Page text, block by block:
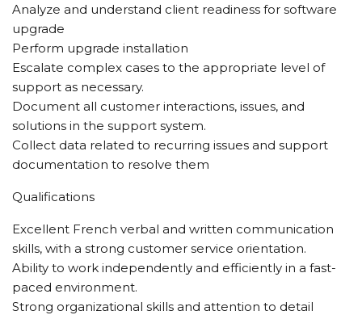
Analyze and understand client readiness for software
upgrade
Perform upgrade installation
Escalate complex cases to the appropriate level of
support as necessary.
Document all customer interactions, issues, and
solutions in the support system.
Collect data related to recurring issues and support
documentation to resolve them
Qualifications
Excellent French verbal and written communication
skills, with a strong customer service orientation.
Ability to work independently and efficiently in a fast-
paced environment.
Strong organizational skills and attention to detail